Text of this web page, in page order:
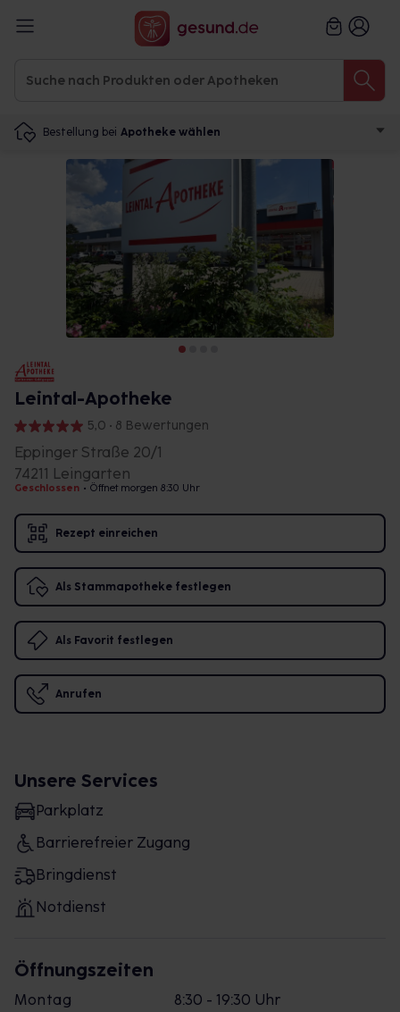
Bestellung bei Apotheke wählen
Leintal-Apotheke
5,0 • 8 Bewertungen
Eppinger Straße 20/1
74211 Leingarten
Geschlossen • Öffnet morgen 8:30 Uhr
Rezept einreichen
Als Stammapotheke festlegen
Als Favorit festlegen
Anrufen
Unsere Services
Parkplatz
Barrierefreier Zugang
Bringdienst
Notdienst
Öffnungszeiten
Montag
8:30 - 19:30 Uhr